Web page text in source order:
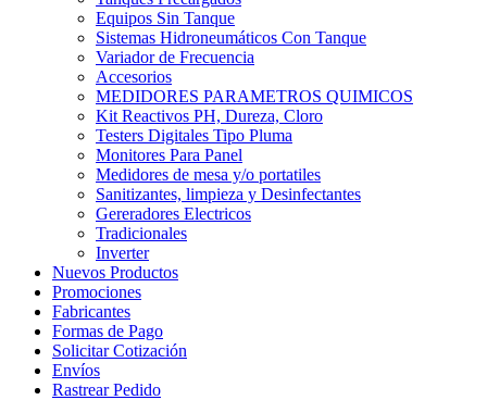
Equipos Sin Tanque
Sistemas Hidroneumáticos Con Tanque
Variador de Frecuencia
Accesorios
MEDIDORES PARAMETROS QUIMICOS
Kit Reactivos PH, Dureza, Cloro
Testers Digitales Tipo Pluma
Monitores Para Panel
Medidores de mesa y/o portatiles
Sanitizantes, limpieza y Desinfectantes
Gereradores Electricos
Tradicionales
Inverter
Nuevos Productos
Promociones
Fabricantes
Formas de Pago
Solicitar Cotización
Envíos
Rastrear Pedido